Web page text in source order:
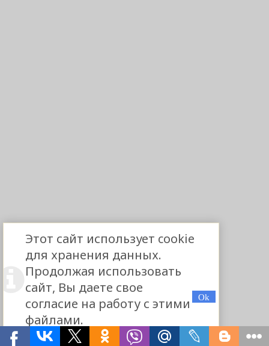
Этот сайт использует cookie
для хранения данных.
Продолжая использовать
сайт, Вы даете свое
согласие на работу с этими
файлами.